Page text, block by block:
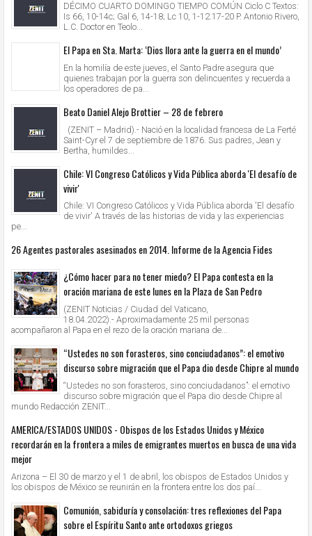
DÉCIMO CUARTO DOMINGO TIEMPO COMÚN Ciclo C Textos:
Is 66, 10-14c; Gal 6, 14-18; Lc 10, 1-12.17-20 P. Antonio Rivero,
L.C. Doctor en Teolo...
El Papa en Sta. Marta: ‘Dios llora ante la guerra en el mundo’
En la homilía de este jueves, el Santo Padre asegura que
quienes trabajan por la guerra son delincuentes y recuerda a
los operadores de pa...
Beato Daniel Alejo Brottier – 28 de febrero
(ZENIT – Madrid).- Nació en la localidad francesa de La Ferté
Saint-Cyr el 7 de septiembre de 1876. Sus padres, Jean y
Bertha, humildes...
Chile: VI Congreso Católicos y Vida Pública aborda 'El desafío de
vivir'
Chile: VI Congreso Católicos y Vida Pública aborda 'El desafío
de vivir' A través de las historias de vida y las experiencias
pe...
26 Agentes pastorales asesinados en 2014. Informe de la Agencia Fides
¿Cómo hacer para no tener miedo? El Papa contesta en la
oración mariana de este lunes en la Plaza de San Pedro
(ZENIT Noticias / Ciudad del Vaticano,
18.04.2022).- Aproximadamente 25 mil personas
acompañaron al Papa en el rezo de la oración mariana de...
“Ustedes no son forasteros, sino conciudadanos”: el emotivo
discurso sobre migración que el Papa dio desde Chipre al mundo
“Ustedes no son forasteros, sino conciudadanos”: el emotivo
discurso sobre migración que el Papa dio desde Chipre al
mundo Redacción ZENIT...
AMERICA/ESTADOS UNIDOS - Obispos de los Estados Unidos y México
recordarán en la frontera a miles de emigrantes muertos en busca de una vida
mejor
Arizona – El 30 de marzo y el 1 de abril, los obispos de Estados Unidos y
los obispos de México se reunirán en la frontera entre los dos paí...
Comunión, sabiduría y consolación: tres reflexiones del Papa
sobre el Espíritu Santo ante ortodoxos griegos